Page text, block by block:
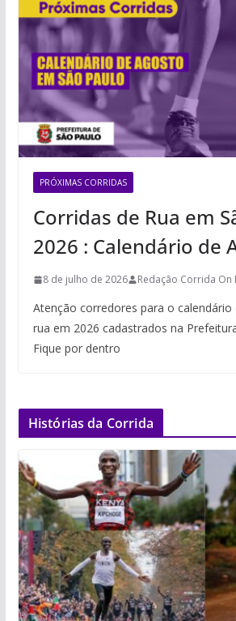
PRÓXIMAS CORRIDAS
Corridas de Rua em
2026 : Calendário de
8 de julho de 2026 Redação Corrida On
Atenção corredores para o calendário
rua em 2026 cadastrados na
Fique por dentro
Histórias da Corrida